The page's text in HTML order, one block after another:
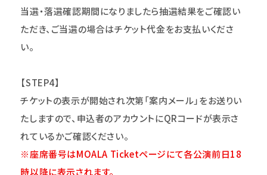
当選・落選確認期間になりましたら抽選結果をご確認い
ただき、ご当選の場合はチケット代金をお支払いくださ
い。
【STEP4】
チケットの表示が開始され次第「案内メール」をお送りい
たしますので、申込者のアカウントにQRコードが表示さ
れているかご確認ください。
※座席番号はMOALA Ticketページにて各公演前日18
時以降に表示されます。